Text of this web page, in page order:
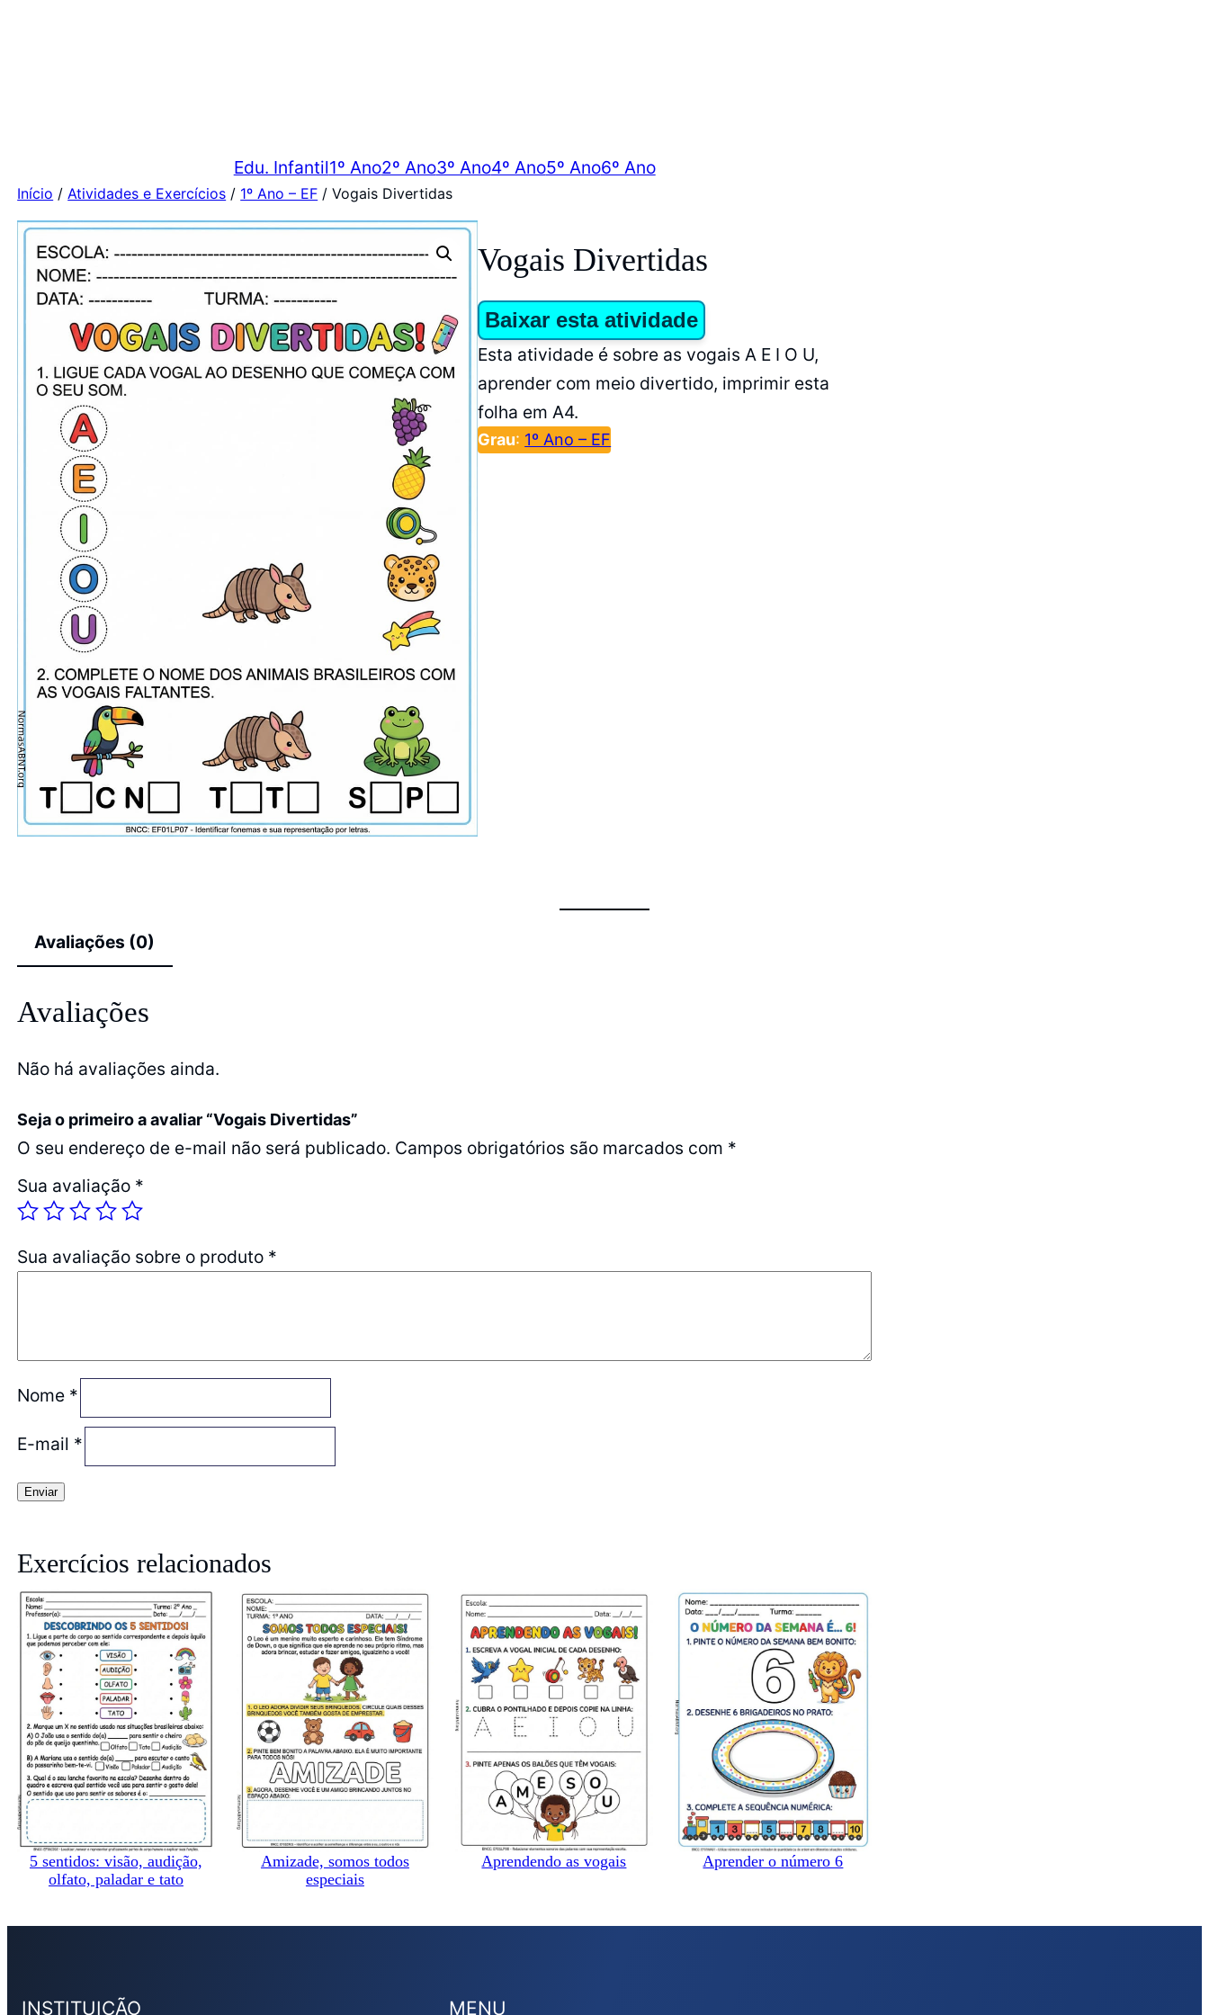
Edu. Infantil1º Ano2º Ano3º Ano4º Ano5º Ano6º Ano
Início / Atividades e Exercícios / 1º Ano – EF / Vogais Divertidas
Vogais Divertidas
Baixar esta atividade
Esta atividade é sobre as vogais A E I O U,
aprender com meio divertido, imprimir esta
folha em A4.
Grau: 1º Ano – EF
Avaliações (0)
Avaliações
Não há avaliações ainda.
Seja o primeiro a avaliar “Vogais Divertidas”
O seu endereço de e-mail não será publicado. Campos obrigatórios são marcados com *
Sua avaliação *
Sua avaliação sobre o produto *
Nome *
E-mail *
Exercícios relacionados
5 sentidos: visão, audição,
olfato, paladar e tato
Amizade, somos todos
especiais
Aprendendo as vogais Aprender o número 6
INSTITUIÇÃO MENU